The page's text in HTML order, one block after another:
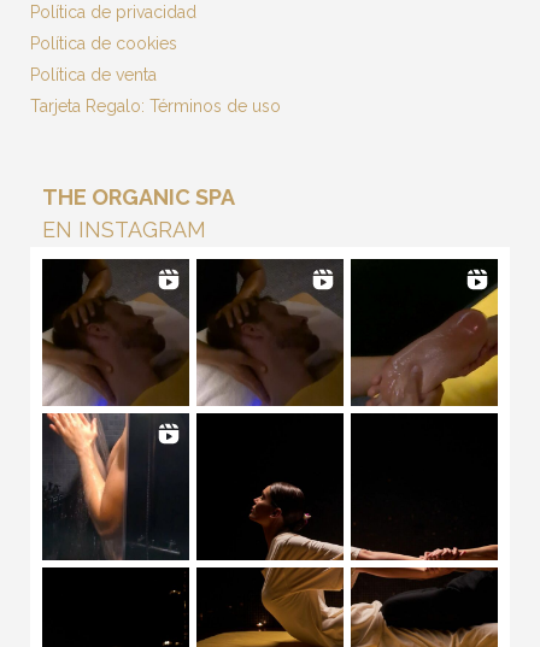
Política de privacidad
Política de cookies
Política de venta
Tarjeta Regalo: Términos de uso
THE ORGANIC SPA
EN INSTAGRAM